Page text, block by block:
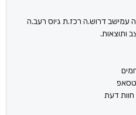
עמישב דרוש.ה רכז.ת גיוס רעב.ה
ותוצאות.
חוות דעת